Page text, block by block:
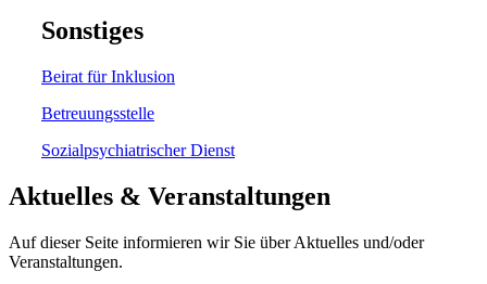
Sonstiges
Beirat für Inklusion
Betreuungsstelle
Sozialpsychiatrischer Dienst
Aktuelles & Veranstaltungen
Auf dieser Seite informieren wir Sie über Aktuelles und/oder
Veranstaltungen.